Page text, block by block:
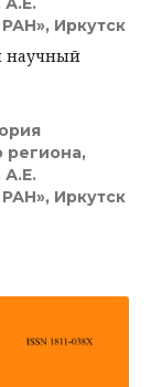
Иркутск
научный
региона,
А.Е.
Иркутск